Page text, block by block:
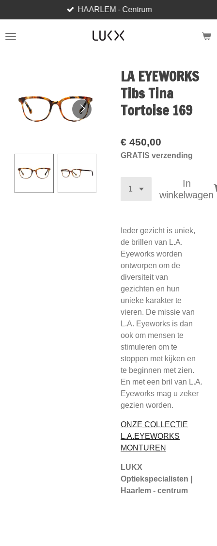
direct
naar
HAARLEM - Centrum
LA EYEWORKS
Tibs Tina
Tortoise 169
€ 450,00
GRATIS verzending
In
winkelwagen
Ieder gezicht is uniek,
de brillen van L.A.
Eyeworks worden
ontworpen om de
diversiteit van
gezichten en hun
unieke karakter te
vieren. De missie van
L.A. Eyeworks is dan
ook om mensen te
stimuleren om te
stoppen met kijken en
te beginnen met zien.
En met een bril van L.A.
Eyeworks mag u zeker
gezien worden.
ONZE COLLECTIE
L.A.EYEWORKS
MONTUREN
LUKX
Optiekspecialisten |
Haarlem - centrum